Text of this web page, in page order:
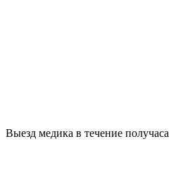
Выезд медика в течение получаса